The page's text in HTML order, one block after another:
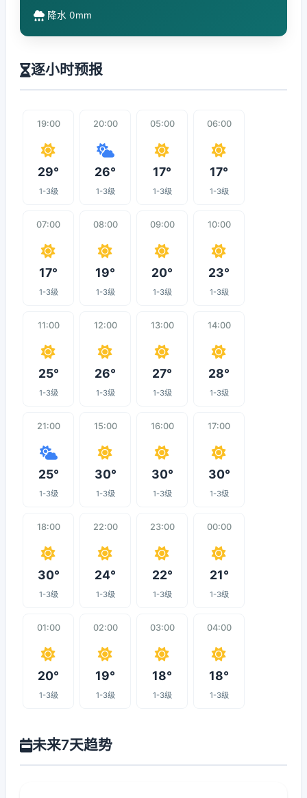
降水 0mm
逐小时预报
19:00
29°
1-3级
20:00
26°
1-3级
05:00
17°
1-3级
06:00
17°
1-3级
07:00
17°
1-3级
08:00
19°
1-3级
09:00
20°
1-3级
10:00
23°
1-3级
11:00
25°
1-3级
12:00
26°
1-3级
13:00
27°
1-3级
14:00
28°
1-3级
21:00
25°
1-3级
15:00
30°
1-3级
16:00
30°
1-3级
17:00
30°
1-3级
18:00
30°
1-3级
22:00
24°
1-3级
23:00
22°
1-3级
00:00
21°
1-3级
01:00
20°
1-3级
02:00
19°
1-3级
03:00
18°
1-3级
04:00
18°
1-3级
未来7天趋势